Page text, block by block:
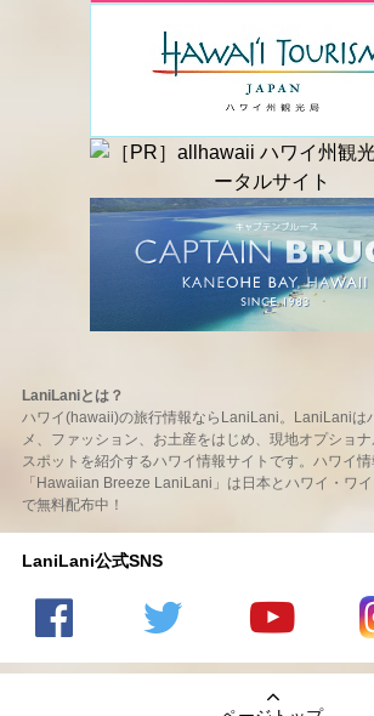
LaniLaniとは？
ハワイ(hawaii)の旅行情報ならLaniLani。LaniLaniは
メ、ファッション、お土産をはじめ、現地オプショ
スポットを紹介するハワイ情報サイトです。ハワイ
「Hawaiian Breeze LaniLani」は日本とハワイ・ワ
で無料配布中！
LaniLani公式SNS
の
のtwitter
の
Youtube